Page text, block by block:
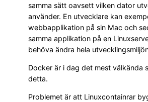
samma sätt oavsett vilken dator
använder. En utvecklare kan
webbapplikation på sin Mac och
samma applikation på en
behöva ändra hela
Docker är i dag det mest välkända
detta.
Problemet är att Linuxcontainrar